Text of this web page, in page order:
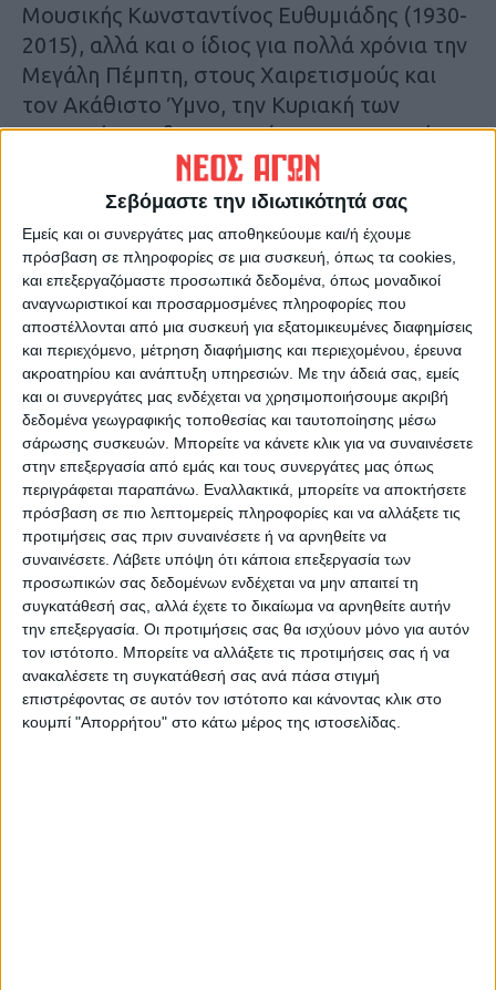
Σεβόμαστε την ιδιωτικότητά σας
Εμείς και οι συνεργάτες μας αποθηκεύουμε και/ή έχουμε
πρόσβαση σε πληροφορίες σε μια συσκευή, όπως τα cookies,
και επεξεργαζόμαστε προσωπικά δεδομένα, όπως μοναδικοί
αναγνωριστικοί και προσαρμοσμένες πληροφορίες που
αποστέλλονται από μια συσκευή για εξατομικευμένες διαφημίσεις
και περιεχόμενο, μέτρηση διαφήμισης και περιεχομένου, έρευνα
ακροατηρίου και ανάπτυξη υπηρεσιών. Με την άδειά σας, εμείς
και οι συνεργάτες μας ενδέχεται να χρησιμοποιήσουμε ακριβή
δεδομένα γεωγραφικής τοποθεσίας και ταυτοποίησης μέσω
σάρωσης συσκευών. Μπορείτε να κάνετε κλικ για να συναινέσετε
στην επεξεργασία από εμάς και τους συνεργάτες μας όπως
περιγράφεται παραπάνω. Εναλλακτικά, μπορείτε να αποκτήσετε
πρόσβαση σε πιο λεπτομερείς πληροφορίες και να αλλάξετε τις
προτιμήσεις σας πριν συναινέσετε ή να αρνηθείτε να
συναινέσετε. Λάβετε υπόψη ότι κάποια επεξεργασία των
προσωπικών σας δεδομένων ενδέχεται να μην απαιτεί τη
συγκατάθεσή σας, αλλά έχετε το δικαίωμα να αρνηθείτε αυτήν
την επεξεργασία. Οι προτιμήσεις σας θα ισχύουν μόνο για αυτόν
τον ιστότοπο. Μπορείτε να αλλάξετε τις προτιμήσεις σας ή να
ανακαλέσετε τη συγκατάθεσή σας ανά πάσα στιγμή
επιστρέφοντας σε αυτόν τον ιστότοπο και κάνοντας κλικ στο
κουμπί "Απορρήτου" στο κάτω μέρος της ιστοσελίδας.
Μουσικής Κωνσταντίνος Ευθυμιάδης (1930-
2015), αλλά και ο ίδιος για πολλά χρόνια την
Μεγάλη Πέμπτη, στους Χαιρετισμούς και
τον Ακάθιστο Ύμνο, την Κυριακή των
Μυροφόρων, θα ερμηνεύσει το κορυφαίο
τροπάριο στην κορύφωση του Θείου
Δράματος.
Ο Νίκος Ευθυμιάδης θα ερμηνεύσει με την
40μελή Μικτή Χορωδία Καρδίτσας, από τον
Γυναικωνίτη την αυθεντική παρτιτούρα του
κορυφαίου Έλληνα συνθέτη εκκλησιαστικής
μουσικής, Θεμιστοκλή Πολυκράτους.
Τελευταίες Ειδήσεις Σήμερα
Ακολούθησε την εφημερίδα ΝΕΟΣ
ΑΓΩΝ στο Google News!
Όλες οι εξελίξεις στην περιοχή της
Καρδίτσας και ευρύτερα της Θεσσαλίας
ΠΡΟΗΓΟΥΜΕΝΟ ΑΡΘΡΟ
Πληρώθηκε η πρώτη δόση
του αγροτικού πετρελαίου
ΕΠΟΜΕΝΟ ΑΡΘΡΟ
«Σήμερον κρεμάται» από τη
χορωδία «Parenthesis» στον